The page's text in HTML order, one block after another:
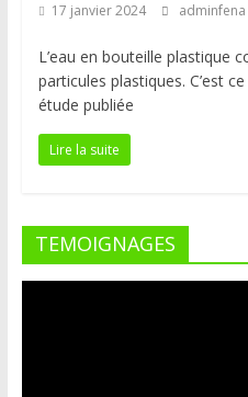
17 janvier 2024 adminfena
L’eau en bouteille plastique
particules plastiques. C’est
étude publiée
Lire la suite
TEMOIGNAGES